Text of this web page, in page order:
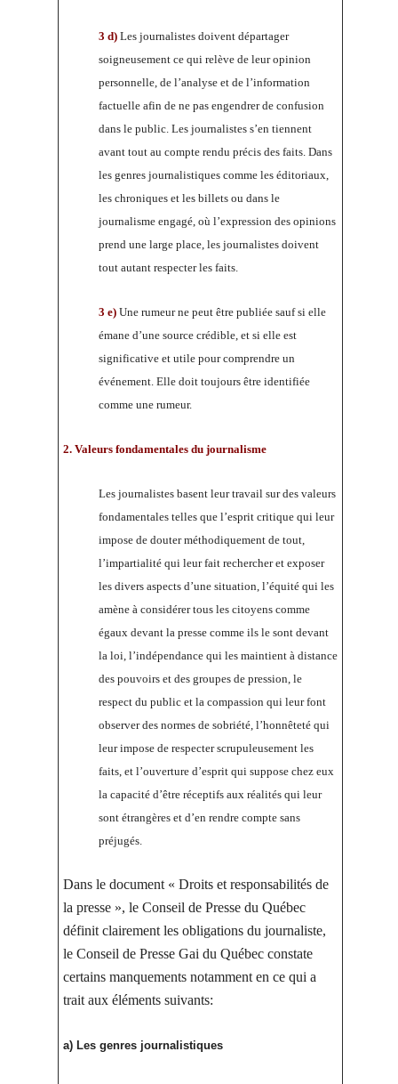
3 d)Les journalistes doivent départager
soigneusement ce qui relève de leur opinion
personnelle, de l’analyse et de l’information
factuelle afin de ne pas engendrer de confusion
dans le public. Les journalistes s’en tiennent
avant tout au compte rendu précis des faits. Dans
les genres journalistiques comme les éditoriaux,
les chroniques et les billets ou dans le
journalisme engagé, où l’expression des opinions
prend une large place, les journalistes doivent
tout autant respecter les faits.
3 e)Une rumeur ne peut être publiée sauf si elle
émane d’une source crédible, et si elle est
significative et utile pour comprendre un
événement. Elle doit toujours être identifiée
comme une rumeur.
2. Valeurs fondamentales du journalisme
Les journalistes basent leur travail sur des valeurs
fondamentales telles que l’esprit critique qui leur
impose de douter méthodiquement de tout,
l’impartialité qui leur fait rechercher et exposer
les divers aspects d’une situation, l’équité qui les
amène à considérer tous les citoyens comme
égaux devant la presse comme ils le sont devant
la loi, l’indépendance qui les maintient à distance
des pouvoirs et des groupes de pression, le
respect du public et la compassion qui leur font
observer des normes de sobriété, l’honnêteté qui
leur impose de respecter scrupuleusement les
faits, et l’ouverture d’esprit qui suppose chez eux
la capacité d’être réceptifs aux réalités qui leur
sont étrangères et d’en rendre compte sans
préjugés.
Dans le document « Droits et responsabilités de
la presse », le Conseil de Presse du Québec
définit clairement les obligations du journaliste,
le Conseil de Presse Gai du Québec constate
certains manquements notamment en ce qui a
trait aux éléments suivants:
a) Les genres journalistiques